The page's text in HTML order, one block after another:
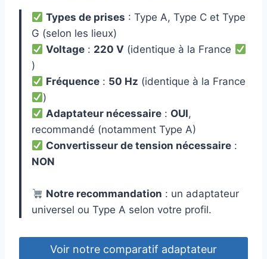
Types de prises : Type A, Type C et Type
G (selon les lieux)
Voltage : 220 V (identique à la France
)
Fréquence : 50 Hz (identique à la France
)
Adaptateur nécessaire : OUI,
recommandé (notamment Type A)
Convertisseur de tension nécessaire :
NON
Notre recommandation : un adaptateur
universel ou Type A selon votre profil.
Voir notre comparatif adaptateur